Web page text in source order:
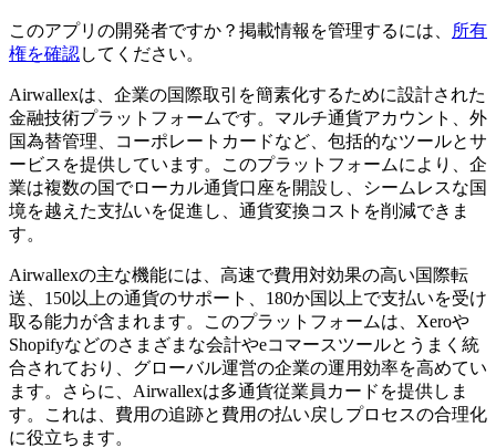
このアプリの開発者ですか？掲載情報を管理するには、
所有
権を確認してください。
Airwallexは、企業の国際取引を簡素化するために設計された
金融技術プラットフォームです。マルチ通貨アカウント、外
国為替管理、コーポレートカードなど、包括的なツールとサ
ービスを提供しています。このプラットフォームにより、企
業は複数の国でローカル通貨口座を開設し、シームレスな国
境を越えた支払いを促進し、通貨変換コストを削減できま
す。
Airwallexの主な機能には、高速で費用対効果の高い国際転
送、150以上の通貨のサポート、180か国以上で支払いを受け
取る能力が含まれます。このプラットフォームは、Xeroや
Shopifyなどのさまざまな会計やeコマースツールとうまく統
合されており、グローバル運営の企業の運用効率を高めてい
ます。さらに、Airwallexは多通貨従業員カードを提供しま
す。これは、費用の追跡と費用の払い戻しプロセスの合理化
に役立ちます。